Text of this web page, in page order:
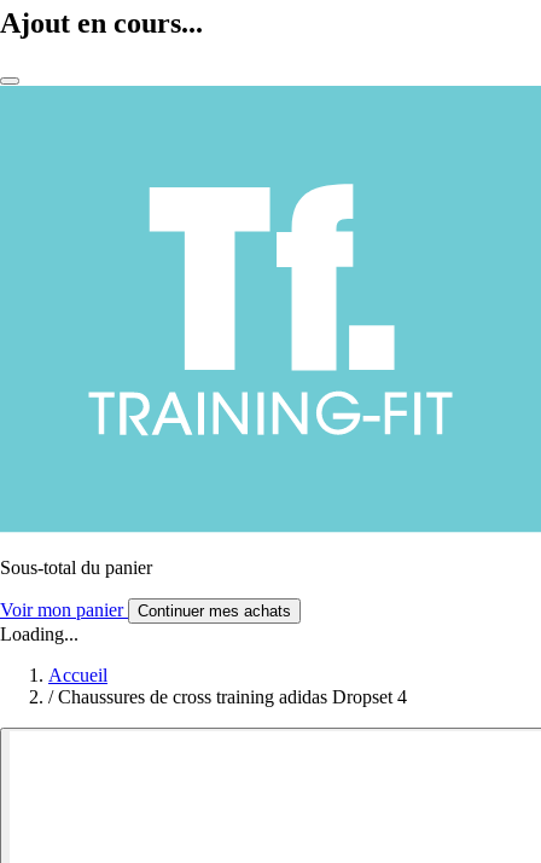
Ajout en cours...
Sous-total du panier
Voir mon panier Continuer mes achats
Loading...
Accueil
/ Chaussures de cross training adidas Dropset 4